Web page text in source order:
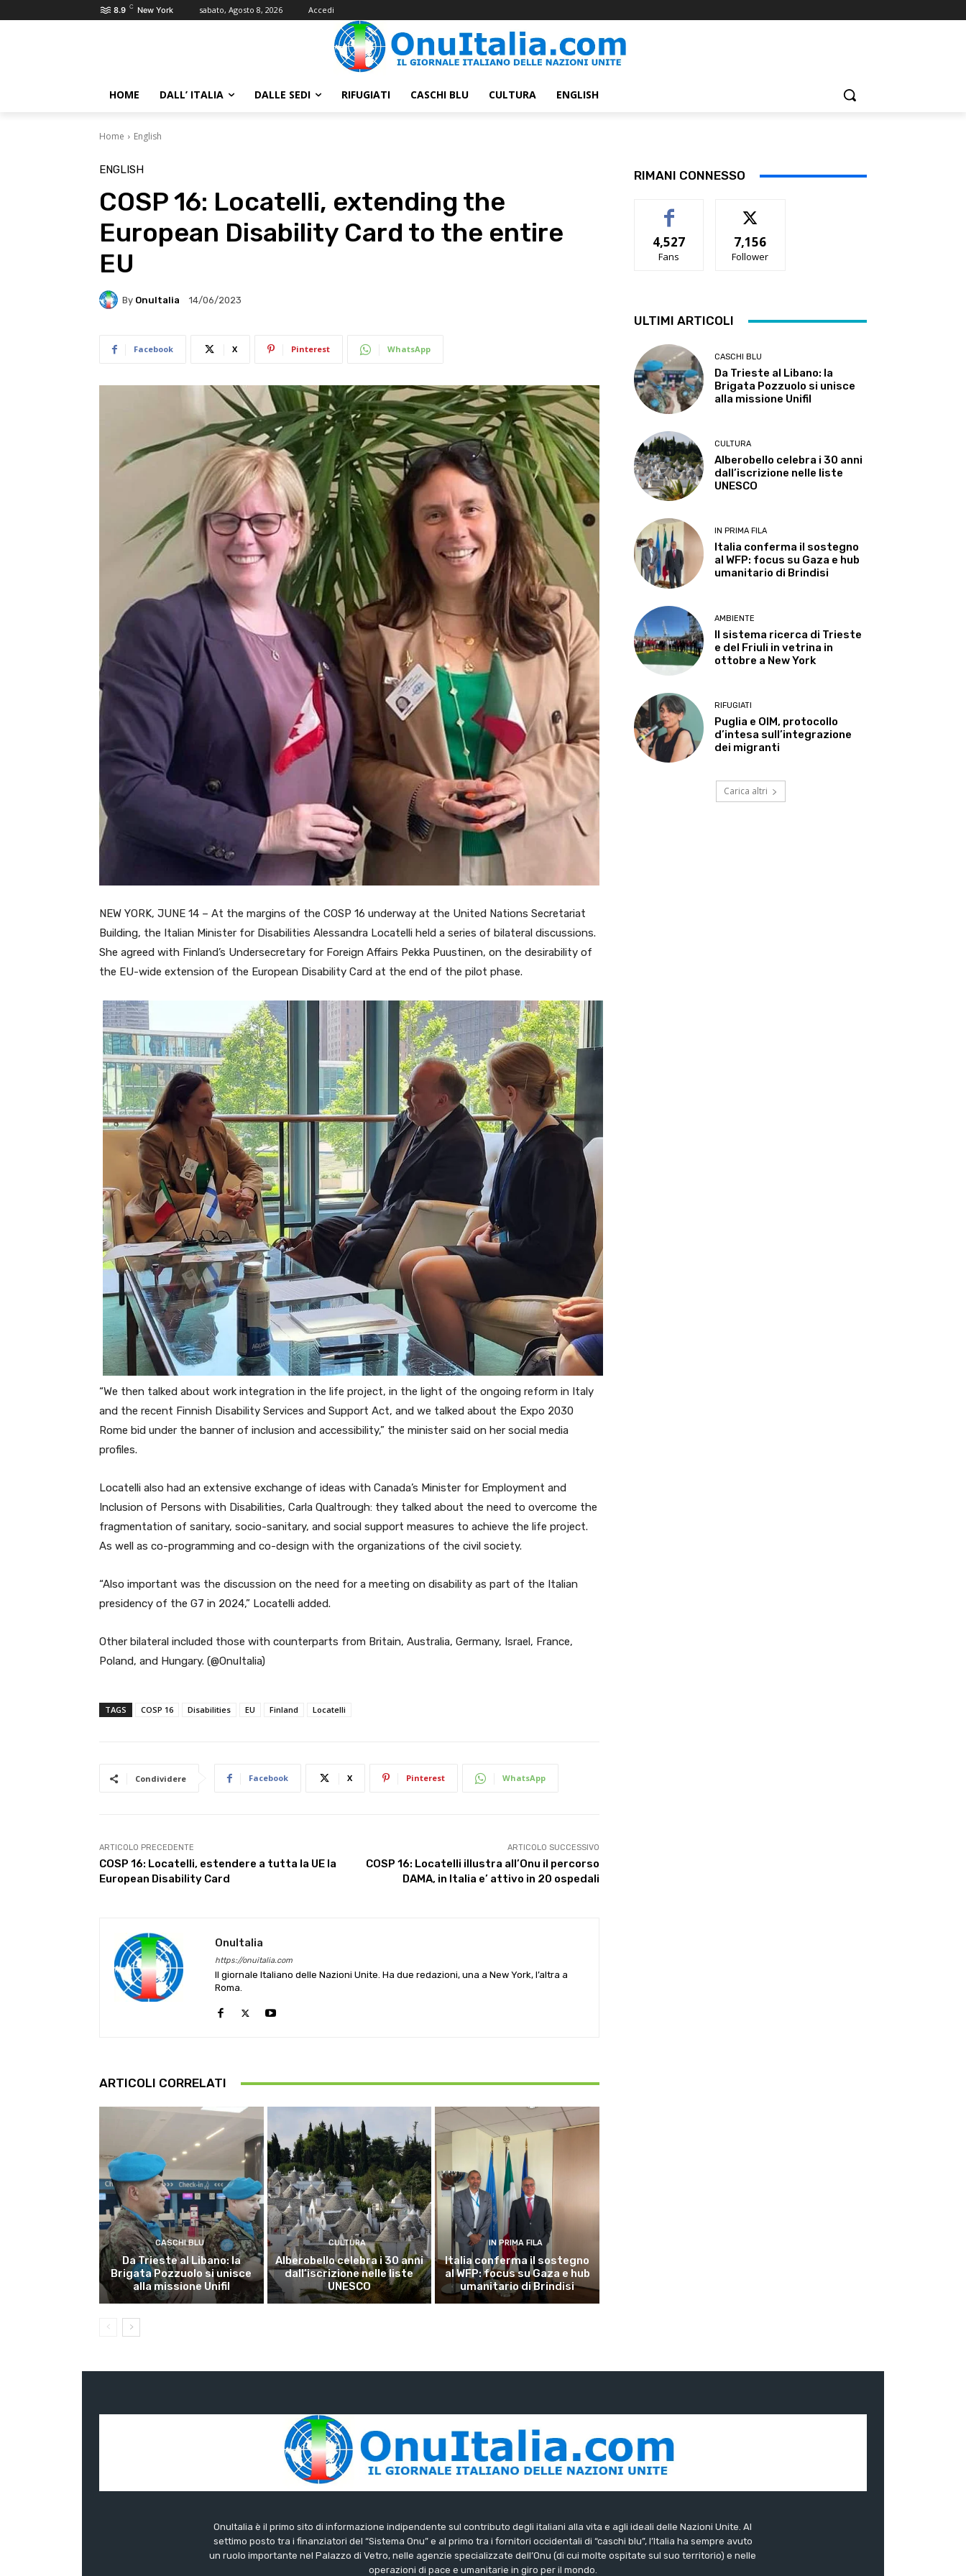
8.9 C New York sabato, Agosto 8, 2026 Accedi
HOME DALL’ ITALIA DALLE SEDI RIFUGIATI CASCHI BLU CULTURA ENGLISH
Home English
ENGLISH
COSP 16: Locatelli, extending the
European Disability Card to the entire
EU
By OnuItalia 14/06/2023
Facebook X Pinterest WhatsApp
NEW YORK, JUNE 14 – At the margins of the COSP 16 underway at the United Nations Secretariat
Building, the Italian Minister for Disabilities Alessandra Locatelli held a series of bilateral discussions.
She agreed with Finland’s Undersecretary for Foreign Affairs Pekka Puustinen, on the desirability of
the EU-wide extension of the European Disability Card at the end of the pilot phase.
“We then talked about work integration in the life project, in the light of the ongoing reform in Italy
and the recent Finnish Disability Services and Support Act, and we talked about the Expo 2030
Rome bid under the banner of inclusion and accessibility,” the minister said on her social media
profiles.
Locatelli also had an extensive exchange of ideas with Canada’s Minister for Employment and
Inclusion of Persons with Disabilities, Carla Qualtrough: they talked about the need to overcome the
fragmentation of sanitary, socio-sanitary, and social support measures to achieve the life project.
As well as co-programming and co-design with the organizations of the civil society.
“Also important was the discussion on the need for a meeting on disability as part of the Italian
presidency of the G7 in 2024,” Locatelli added.
Other bilateral included those with counterparts from Britain, Australia, Germany, Israel, France,
Poland, and Hungary. (@OnuItalia)
TAGS COSP 16 Disabilities EU Finland Locatelli
Condividere Facebook X Pinterest WhatsApp
ARTICOLO PRECEDENTE
COSP 16: Locatelli, estendere a tutta la UE la
European Disability Card
ARTICOLO SUCCESSIVO
COSP 16: Locatelli illustra all’Onu il percorso
DAMA, in Italia e’ attivo in 20 ospedali
OnuItalia
https://onuitalia.com
Il giornale Italiano delle Nazioni Unite. Ha due redazioni, una a New York, l’altra a
Roma.
ARTICOLI CORRELATI
CASCHI BLU
Da Trieste al Libano: la
Brigata Pozzuolo si unisce
alla missione Unifil
CULTURA
Alberobello celebra i 30 anni
dall’iscrizione nelle liste
UNESCO
IN PRIMA FILA
Italia conferma il sostegno
al WFP: focus su Gaza e hub
umanitario di Brindisi
RIMANI CONNESSO
4,527
Fans
7,156
Follower
ULTIMI ARTICOLI
CASCHI BLU
Da Trieste al Libano: la
Brigata Pozzuolo si unisce
alla missione Unifil
CULTURA
Alberobello celebra i 30 anni
dall’iscrizione nelle liste
UNESCO
IN PRIMA FILA
Italia conferma il sostegno
al WFP: focus su Gaza e hub
umanitario di Brindisi
AMBIENTE
Il sistema ricerca di Trieste
e del Friuli in vetrina in
ottobre a New York
RIFUGIATI
Puglia e OIM, protocollo
d’intesa sull’integrazione
dei migranti
Carica altri
OnuItalia è il primo sito di informazione indipendente sul contributo degli italiani alla vita e agli ideali delle Nazioni Unite. Al
settimo posto tra i finanziatori del “Sistema Onu” e al primo tra i fornitori occidentali di “caschi blu”, l’Italia ha sempre avuto
un ruolo importante nel Palazzo di Vetro, nelle agenzie specializzate dell’Onu (di cui molte ospitate sul suo territorio) e nelle
operazioni di pace e umanitarie in giro per il mondo.